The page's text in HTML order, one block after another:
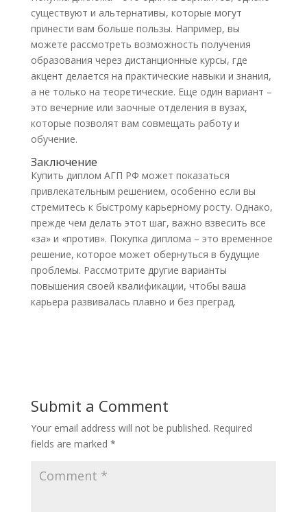
существуют и альтернативы, которые могут
принести вам больше пользы. Например, вы
можете рассмотреть возможность получения
образования через дистанционные курсы, где
акцент делается на практические навыки и знания,
а не только на теоретические. Еще один вариант –
это вечерние или заочные отделения в вузах,
которые позволят вам совмещать работу и
обучение.
Заключение
Купить диплом АГП РФ может показаться
привлекательным решением, особенно если вы
стремитесь к быстрому карьерному росту. Однако,
прежде чем делать этот шаг, важно взвесить все
«за» и «против». Покупка диплома – это временное
решение, которое может обернуться в будущие
проблемы. Рассмотрите другие варианты
повышения своей квалификации, чтобы ваша
карьера развивалась плавно и без преград.
Submit a Comment
Your email address will not be published. Required
fields are marked *